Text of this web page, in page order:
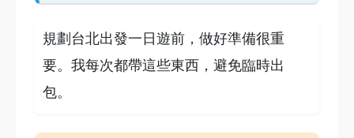
規劃台北出發一日遊前，做好準備很重
要。我每次都帶這些東西，避免臨時出
包。